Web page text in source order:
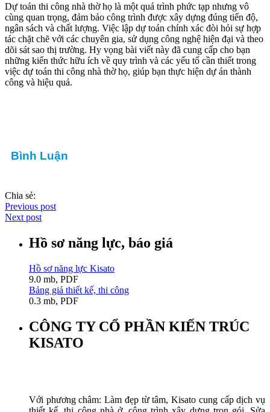
Dự toán thi công nhà thờ họ là một quá trình phức tạp nhưng vô
cùng quan trọng, đảm bảo công trình được xây dựng đúng tiến độ,
ngân sách và chất lượng. Việc lập dự toán chính xác đòi hỏi sự hợp
tác chặt chẽ với các chuyên gia, sử dụng công nghệ hiện đại và theo
dõi sát sao thị trường. Hy vọng bài viết này đã cung cấp cho bạn
những kiến thức hữu ích về quy trình và các yếu tố cần thiết trong
việc dự toán thi công nhà thờ họ, giúp bạn thực hiện dự án thành
công và hiệu quả.
Bình Luận
Chia sẻ:
Previous post
Next post
Hồ sơ năng lực, báo giá
Hồ sơ năng lực Kisato
9.0 mb, PDF
Bảng giá thiết kế, thi công
0.3 mb, PDF
CÔNG TY CỔ PHẦN KIẾN TRÚC
KISATO
Với phương châm: Làm đẹp từ tâm, Kisato cung cấp dịch vụ